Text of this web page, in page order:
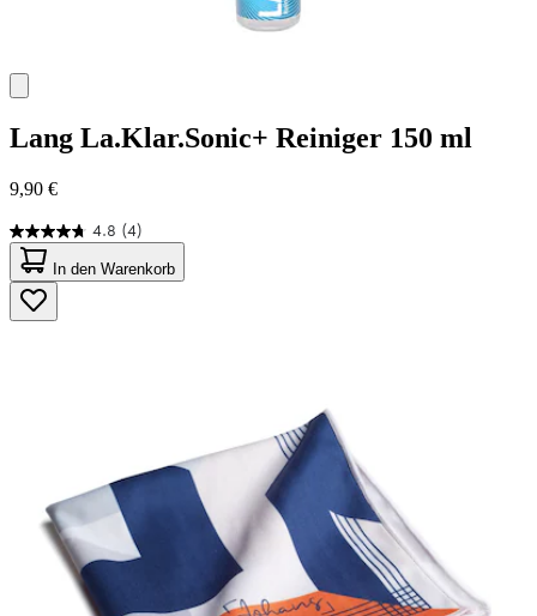
Lang La.Klar.Sonic+ Reiniger 150 ml
9,90 €
4.8 (4)
4.8
von
5
Sternen.
4
In den Warenkorb